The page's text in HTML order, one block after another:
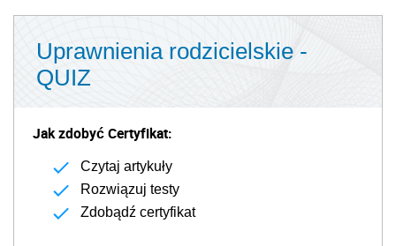
Uprawnienia rodzicielskie -
QUIZ
Jak zdobyć Certyfikat:
Czytaj artykuły
Rozwiązuj testy
Zdobądź certyfikat